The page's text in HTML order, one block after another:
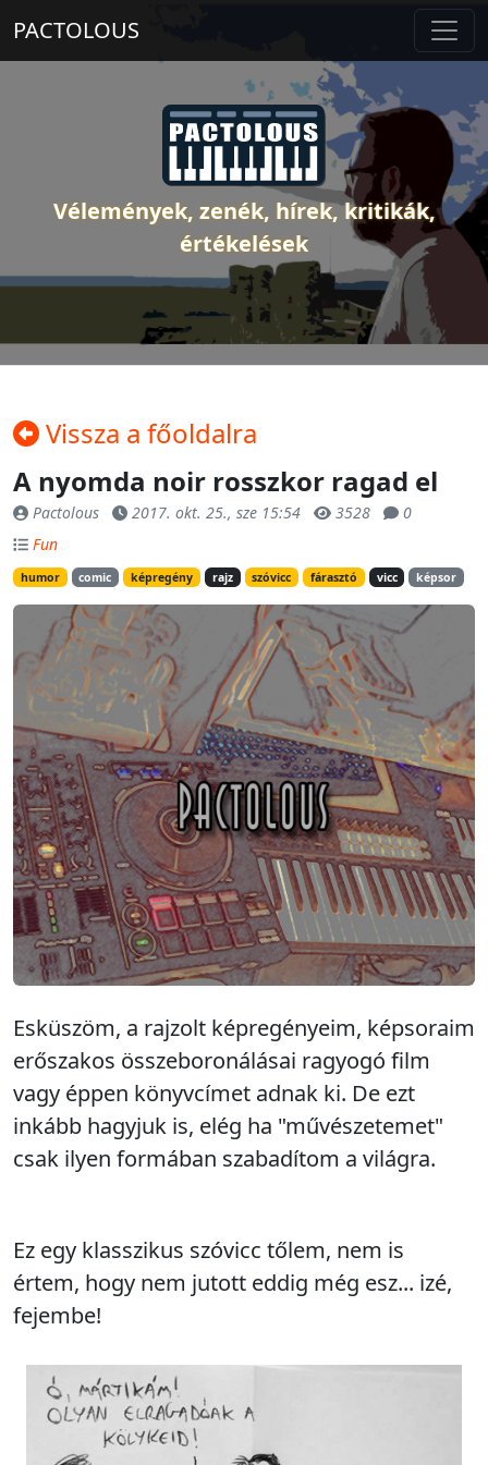
PACTOLOUS
Vélemények, zenék, hírek, kritikák,
értékelések
Vissza a főoldalra
A nyomda noir rosszkor ragad el
Pactolous 2017. okt. 25., sze 15:54 3528
0
Fun
humor comic képregény rajz szóvicc fárasztó vicc képsor
Esküszöm, a rajzolt képregényeim, képsoraim
erőszakos összeboronálásai ragyogó film
vagy éppen könyvcímet adnak ki. De ezt
inkább hagyjuk is, elég ha "művészetemet"
csak ilyen formában szabadítom a világra.
Ez egy klasszikus szóvicc tőlem, nem is
értem, hogy nem jutott eddig még esz... izé,
fejembe!